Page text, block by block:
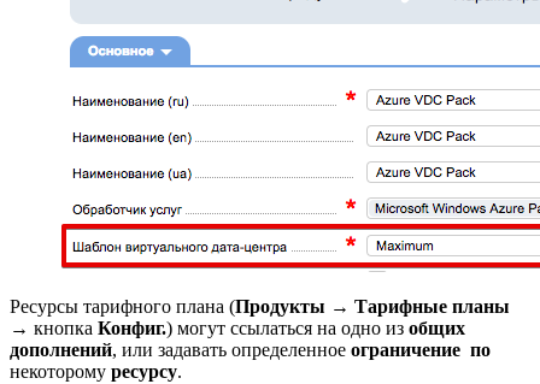
Ресурсы тарифного плана (Продукты → Тарифные планы
→ кнопка Конфиг.) могут ссылаться на одно из общих
дополнений, или задавать определенное ограничение по
некоторому ресурсу.